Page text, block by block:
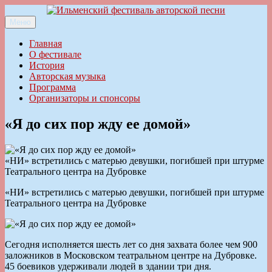
к
содержимому
Ильменский фестиваль авторской песни
Меню
Главная
О фестивале
История
Авторская музыка
Программа
Организаторы и спонсоры
«Я до сих пор жду ее домой»
«НИ» встретились с матерью девушки, погибшей при штурме
Театрального центра на Дубровке
«НИ» встретились с матерью девушки, погибшей при штурме
Театрального центра на Дубровке
Сегодня исполняется шесть лет со дня захвата более чем 900
заложников в Московском театральном центре на Дубровке.
45 боевиков удерживали людей в здании три дня.